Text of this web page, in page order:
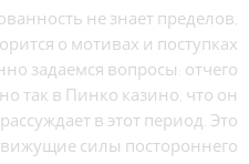
не знает пределов,
о мотивах и поступках
задаемся вопросы: отчего
так в Пинко казино, что он
в этот период. Это
силы постороннего